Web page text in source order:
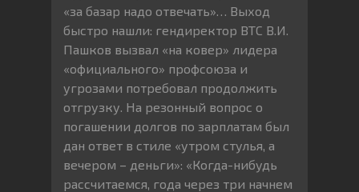
«за базар надо отвечать»… Выход
быстро нашли: гендиректор ВТС В.И.
Пашков вызвал «на ковер» лидера
«официального» профсоюза и
угрозами потребовал продолжить
отгрузку. На резонный вопрос о
погашении долгов по зарплатам был
дан ответ в стиле «утром стулья, а
вечером – деньги»: «Когда-нибудь
рассчитаемся, года через три начнем